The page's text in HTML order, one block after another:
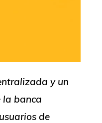
y un
la banca
de